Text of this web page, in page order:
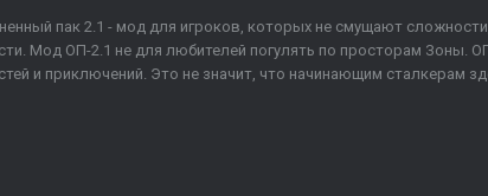
пак 2.1 - мод для игроков, которых не смущают
Мод ОП-2.1 не для любителей погулять по просторам Зоны.
и приключений. Это не значит, что начинающим сталкерам